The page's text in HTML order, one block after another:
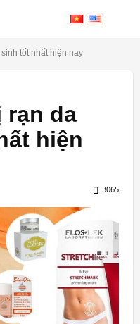
tốt nhất hiện nay
rạn da
hiện
3065